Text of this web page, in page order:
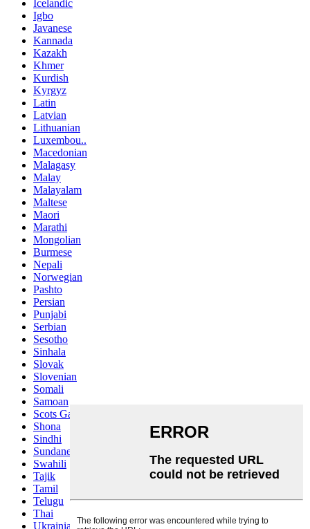
Icelandic
Igbo
Javanese
Kannada
Kazakh
Khmer
Kurdish
Kyrgyz
Latin
Latvian
Lithuanian
Luxembou..
Macedonian
Malagasy
Malay
Malayalam
Maltese
Maori
Marathi
Mongolian
Burmese
Nepali
Norwegian
Pashto
Persian
Punjabi
Serbian
Sesotho
Sinhala
Slovak
Slovenian
Somali
Samoan
Scots Gaelic
Shona
Sindhi
Sundanese
Swahili
Tajik
Tamil
Telugu
Thai
Ukrainian